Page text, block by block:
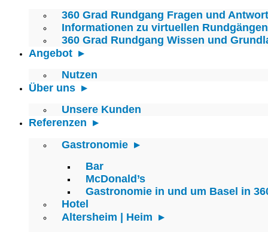
360 Grad Rundgang Fragen und
Informationen zu virtuellen Rundgängen
360 Grad Rundgang Wissen und
Angebot
Nutzen
Über uns
Unsere Kunden
Referenzen
Gastronomie
Bar
McDonald’s
Gastronomie in und um Basel in
Hotel
Altersheim | Heim